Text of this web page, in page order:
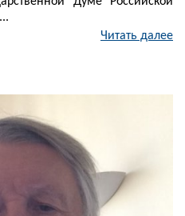
Читать далее